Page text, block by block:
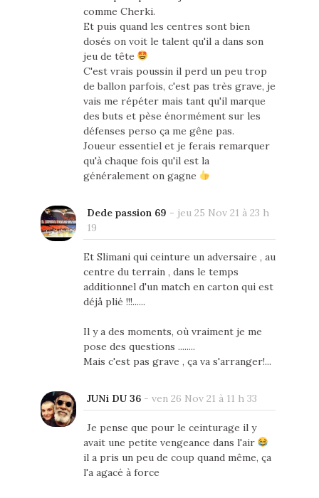
comme Cherki.
Et puis quand les centres sont bien
dosés on voit le talent qu'il a dans son
jeu de tête
C'est vrais poussin il perd un peu trop
de ballon parfois, c'est pas très grave, je
vais me répéter mais tant qu'il marque
des buts et pèse énormément sur les
défenses perso ça me gêne pas.
Joueur essentiel et je ferais remarquer
qu'à chaque fois qu'il est la
généralement on gagne
Dede passion 69 - jeu 25 Nov 21 à 23 h
19
Et Slimani qui ceinture un adversaire , au
centre du terrain , dans le temps
additionnel d'un match en carton qui est
déjå plié !!!......
Il y a des moments, où vraiment je me
pose des questions ........
Mais c'est pas grave , ça va s'arranger!...
JUNi DU 36- ven 26 Nov 21 à 11 h 33
Je pense que pour le ceinturage il y
avait une petite vengeance dans l'air
il a pris un peu de coup quand même, ça
l'a agacé à force